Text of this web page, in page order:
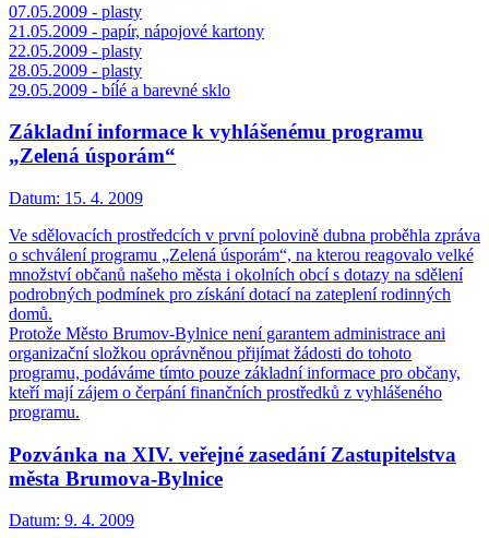
07.05.2009 - plasty
21.05.2009 - papír, nápojové kartony
22.05.2009 - plasty
28.05.2009 - plasty
29.05.2009 - bíĺé a barevné sklo
Základní informace k vyhlášenému programu
„Zelená úsporám“
Datum: 15. 4. 2009
Ve sdělovacích prostředcích v první polovině dubna proběhla zpráva
o schválení programu „Zelená úsporám“, na kterou reagovalo velké
množství občanů našeho města i okolních obcí s dotazy na sdělení
podrobných podmínek pro získání dotací na zateplení rodinných
domů.
Protože Město Brumov-Bylnice není garantem administrace ani
organizační složkou oprávněnou přijímat žádosti do tohoto
programu, podáváme tímto pouze základní informace pro občany,
kteří mají zájem o čerpání finančních prostředků z vyhlášeného
programu.
Pozvánka na XIV. veřejné zasedání Zastupitelstva
města Brumova-Bylnice
Datum: 9. 4. 2009